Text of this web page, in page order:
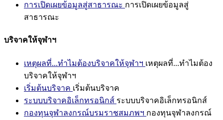
การเปิดเผยข้อมูลสู่สาธารณะ การเปิดเผยข้อมูลสู่
สาธารณะ
บริจาคให้จุฬาฯ
เหตุผลที่...ทำไมต้องบริจาคให้จุฬาฯ เหตุผลที่...ทำไมต้อง
บริจาคให้จุฬาฯ
เริ่มต้นบริจาค เริ่มต้นบริจาค
ระบบบริจาคอิเล็กทรอนิกส์ ระบบบริจาคอิเล็กทรอนิกส์
กองทุนจุฬาลงกรณ์บรมราชสมภพฯ กองทุนจุฬาลงกรณ์